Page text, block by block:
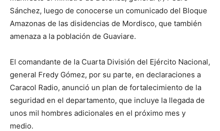
Sánchez, luego de conocerse un comunicado del Bloque
Amazonas de las disidencias de Mordisco, que también
amenaza a la población de Guaviare.
El comandante de la Cuarta División del Ejército Nacional,
general Fredy Gómez, por su parte, en declaraciones a
Caracol Radio, anunció un plan de fortalecimiento de la
seguridad en el departamento, que incluye la llegada de
unos mil hombres adicionales en el próximo mes y
medio.